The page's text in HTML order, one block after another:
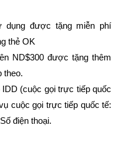
dụng được tặng miễn phí
thẻ OK
ND$300 được tặng thêm
theo.
(cuộc gọi trực tiếp quốc
cuộc gọi trực tiếp quốc tế:
điện thoại.